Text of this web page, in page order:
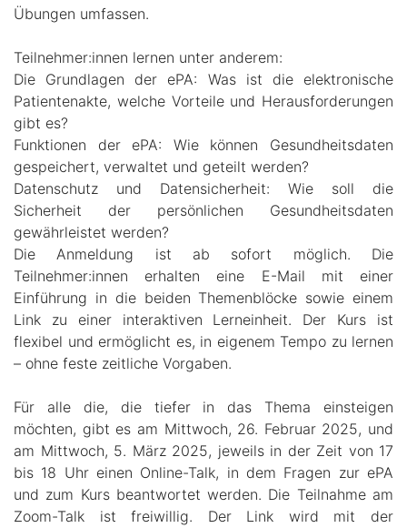
Übungen umfassen.
Teilnehmer:innen lernen unter anderem:
Die Grundlagen der ePA: Was ist die elektronische
Patientenakte, welche Vorteile und Herausforderungen
gibt es?
Funktionen der ePA: Wie können Gesundheitsdaten
gespeichert, verwaltet und geteilt werden?
Datenschutz und Datensicherheit: Wie soll die
Sicherheit der persönlichen Gesundheitsdaten
gewährleistet werden?
Die Anmeldung ist ab sofort möglich. Die
Teilnehmer:innen erhalten eine E-Mail mit einer
Einführung in die beiden Themenblöcke sowie einem
Link zu einer interaktiven Lerneinheit. Der Kurs ist
flexibel und ermöglicht es, in eigenem Tempo zu lernen
– ohne feste zeitliche Vorgaben.
Für alle die, die tiefer in das Thema einsteigen
möchten, gibt es am Mittwoch, 26. Februar 2025, und
am Mittwoch, 5. März 2025, jeweils in der Zeit von 17
bis 18 Uhr einen Online-Talk, in dem Fragen zur ePA
und zum Kurs beantwortet werden. Die Teilnahme am
Zoom-Talk ist freiwillig. Der Link wird mit der